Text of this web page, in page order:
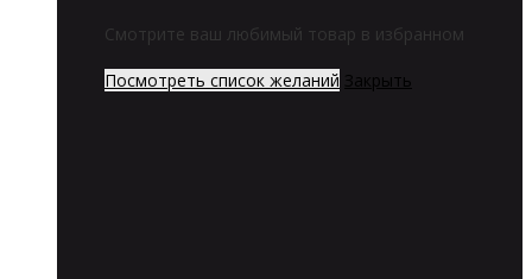
Смотрите ваш любимый товар в избранном
Посмотреть список желаний Закрыть